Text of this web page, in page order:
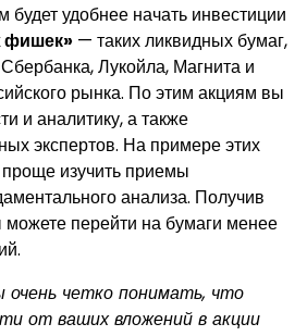
будет удобнее начать инвестиции
фишек» — таких ликвидных бумаг,
Лукойла, Магнита и
рынка. По этим акциям вы
и аналитику, а также
экспертов. На примере этих
изучить приемы
анализа. Получив
перейти на бумаги менее
очень четко понимать, что
от ваших вложений в акции